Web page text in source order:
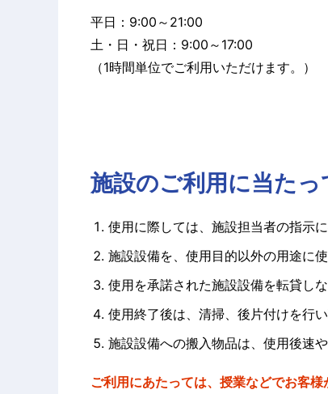
平日：9:00～21:00
土・日・祝日：9:00～17:00
（1時間単位でご利用いただけます。）
施設のご利用に当た
使用に際しては、施設担当者の指示
施設設備を、使用目的以外の用途に
使用を承諾された施設設備を転貸しな
使用終了後は、清掃、後片付けを行
施設設備への搬入物品は、使用後速
ご利用にあたっては、授業などでお客